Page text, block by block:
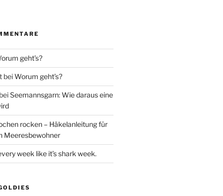
geht’s?
beiWorum geht’s?
Seemannsgarn: Wie daraus eine
rocken – Häkelanleitung für
Meeresbewohner
week like it’s shark week.